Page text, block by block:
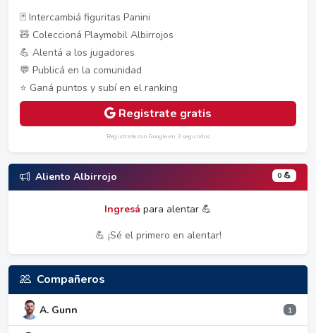
🃏 Intercambiá figuritas Panini
🧸 Coleccioná Playmobil Albirrojos
💪 Alentá a los jugadores
💬 Publicá en la comunidad
⭐ Ganá puntos y subí en el ranking
Registrate gratis
Registrate con Google en 2 segundos
Aliento Albirrojo 0 💪
Ingresá para alentar 💪
💪 ¡Sé el primero en alentar!
Compañeros
A. Gunn 1